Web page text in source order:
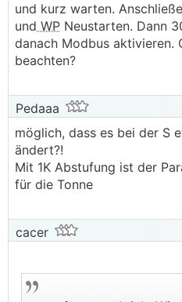
und kurz warten.
und WP Neustarten. Dann
danach Modbus aktivieren.
beachten?
Pedaaa
möglich, dass es bei der S
ändert?!
Mit 1K Abstufung ist der
für die Tonne
cacer